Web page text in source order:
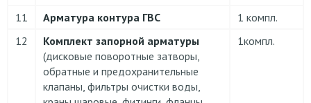
11 Арматура контура ГВС
1 компл.
12
Комплект запорной арматуры
(дисковые поворотные затворы,
обратные и предохранительные
клапаны, фильтры очистки воды,
1компл.